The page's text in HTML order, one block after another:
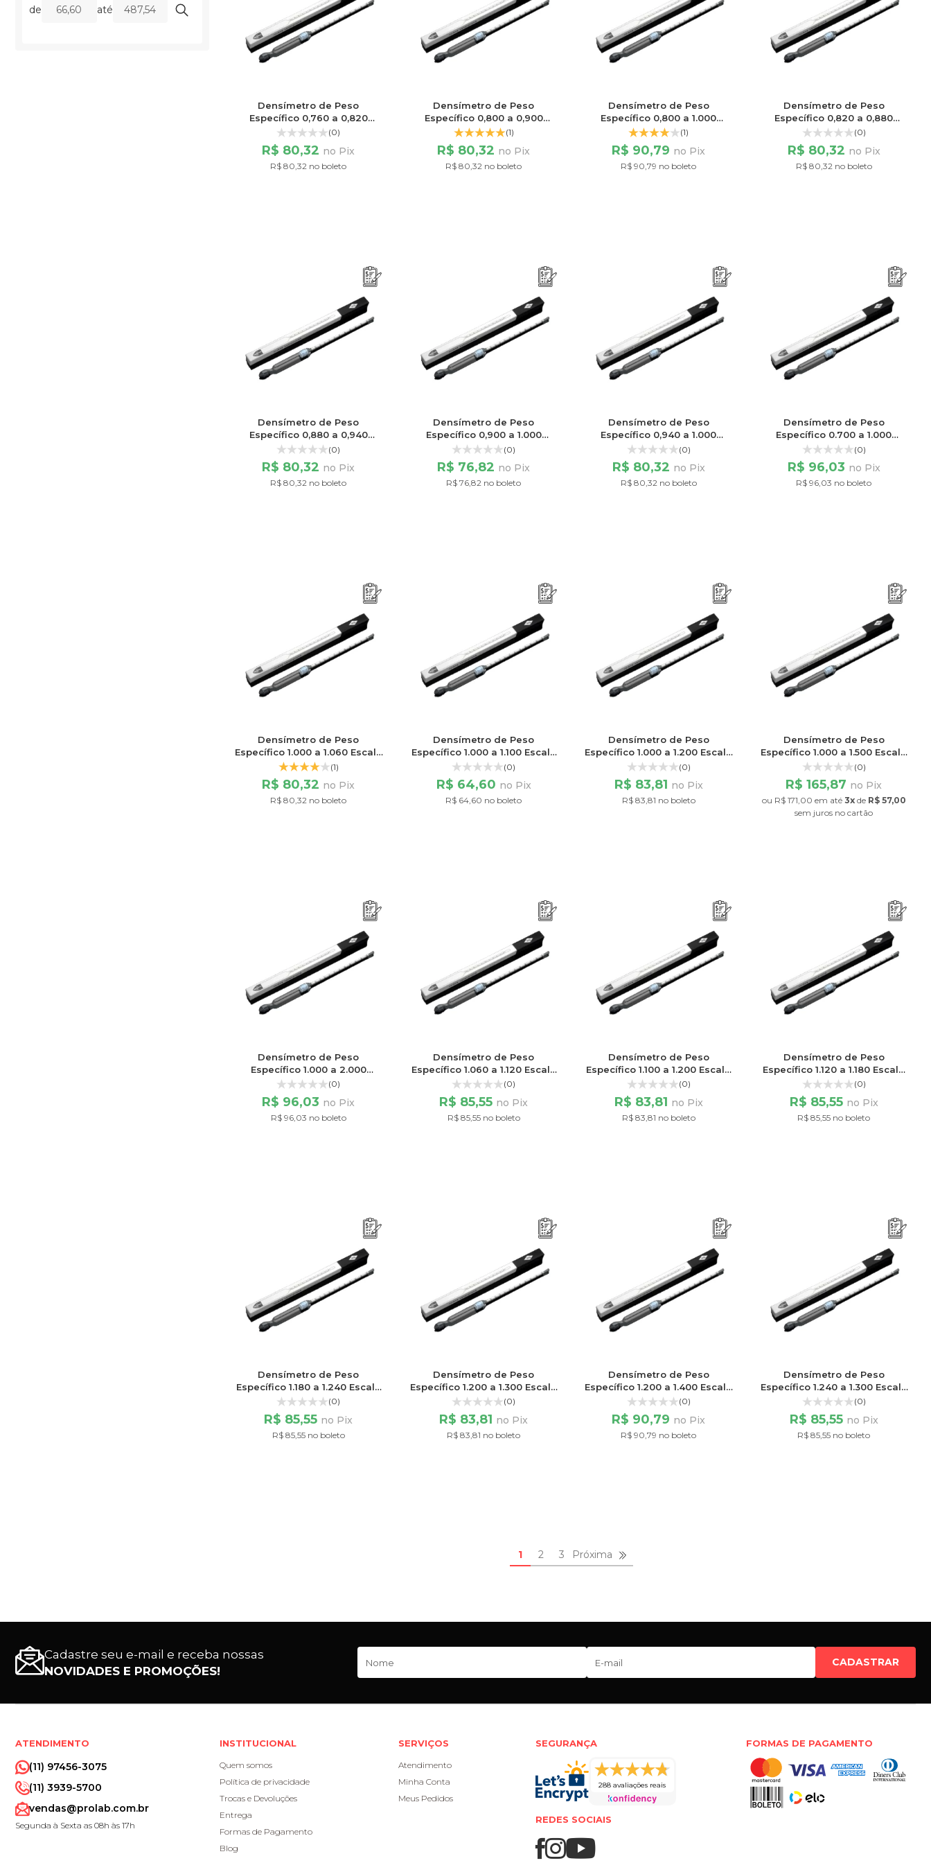
1.300/1.360 (1)
de até
Densímetro de Peso
Específico 0,760 a 0,820
Escala 60/60
(0)
R$ 80,32 no Pix
R$ 80,32 no boleto
Densímetro de Peso
Específico 0,800 a 0,900
Escala 100/100
(1)
R$ 80,32 no Pix
R$ 80,32 no boleto
Densímetro de Peso
Específico 0,800 a 1.000
Escala 200/200
(1)
R$ 90,79 no Pix
R$ 90,79 no boleto
Densímetro de Peso
Específico 0,820 a 0,880
Escala 60/60
(0)
R$ 80,32 no Pix
R$ 80,32 no boleto
Densímetro de Peso
Específico 0,880 a 0,940
Escala 60/60
(0)
R$ 80,32 no Pix
R$ 80,32 no boleto
Densímetro de Peso
Específico 0,900 a 1.000
Escala 100/100
(0)
R$ 76,82 no Pix
R$ 76,82 no boleto
Densímetro de Peso
Específico 0,940 a 1.000
Escala 60/60
(0)
R$ 80,32 no Pix
R$ 80,32 no boleto
Densímetro de Peso
Específico 0.700 a 1.000
Escala 200/200
(0)
R$ 96,03 no Pix
R$ 96,03 no boleto
Densímetro de Peso
Específico 1.000 a 1.060 Escala
60/60
(1)
R$ 80,32 no Pix
R$ 80,32 no boleto
Densímetro de Peso
Específico 1.000 a 1.100 Escala
100/100 (0)
R$ 64,60 no Pix
R$ 64,60 no boleto
Densímetro de Peso
Específico 1.000 a 1.200 Escala
200/200 (0)
R$ 83,81 no Pix
R$ 83,81 no boleto
Densímetro de Peso
Específico 1.000 a 1.500 Escala
200/200 (0)
R$ 165,87 no Pix
ou R$ 171,00 em até 3xde R$ 57,00
sem juros no cartão
Densímetro de Peso
Específico 1.000 a 2.000
Escala 200/200
(0)
R$ 96,03 no Pix
R$ 96,03 no boleto
Densímetro de Peso
Específico 1.060 a 1.120 Escala
60/60
(0)
R$ 85,55 no Pix
R$ 85,55 no boleto
Densímetro de Peso
Específico 1.100 a 1.200 Escala
100/100 (0)
R$ 83,81 no Pix
R$ 83,81 no boleto
Densímetro de Peso
Específico 1.120 a 1.180 Escala
60/60
(0)
R$ 85,55 no Pix
R$ 85,55 no boleto
Densímetro de Peso
Específico 1.180 a 1.240 Escala
60/60
(0)
R$ 85,55 no Pix
R$ 85,55 no boleto
Densímetro de Peso
Específico 1.200 a 1.300 Escala
100/100 (0)
R$ 83,81 no Pix
R$ 83,81 no boleto
Densímetro de Peso
Específico 1.200 a 1.400 Escala
200/200 (0)
R$ 90,79 no Pix
R$ 90,79 no boleto
Densímetro de Peso
Específico 1.240 a 1.300 Escala
60/60
(0)
R$ 85,55 no Pix
R$ 85,55 no boleto
1 2 3 Próxima
Cadastre seu e-mail e receba nossas
NOVIDADES E PROMOÇÕES!
CADASTRAR
ATENDIMENTO
(11) 97456-3075
(11) 3939-5700
vendas@prolab.com.br
Segunda à Sexta as 08h às 17h
INSTITUCIONAL
Quem somos
Política de privacidade
Trocas e Devoluções
Entrega
Formas de Pagamento
Blog
SERVIÇOS
Atendimento
Minha Conta
Meus Pedidos
SEGURANÇA
288 avaliações reais
REDES SOCIAIS
FORMAS DE PAGAMENTO